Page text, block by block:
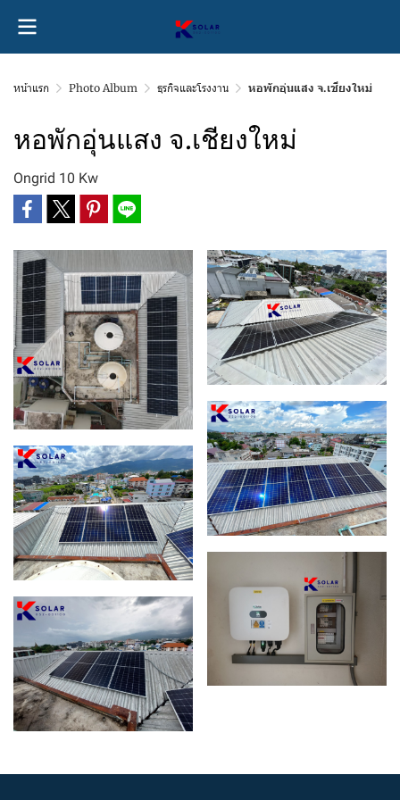
หน้าแรก Photo Album ธุรกิจและโรงงาน หอพักอุ่นแสง จ.เชียงใหม่
หอพักอุ่นแสง จ.เชียงใหม่
Ongrid 10 Kw